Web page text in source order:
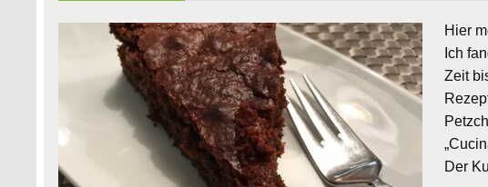
Hier
Ich
Zeit
Der